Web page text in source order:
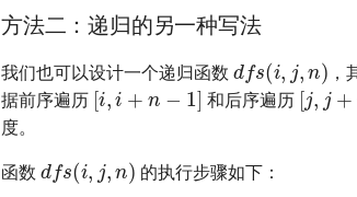
方法二：递归的另一种写法
我们也可以设计一个递归函数
d f (i ,
，
据前序遍历
[i,i+ −1]
和后序遍历
[j,j+n
度。
函数
d f (i ,
的执行步骤如下：